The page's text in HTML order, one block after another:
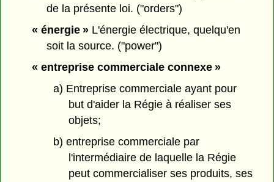
de la présente loi. ("orders")
« énergie »L'énergie électrique, quelqu'en
soit la source. ("power")
« entreprise commerciale connexe »
a) Entreprise commerciale ayant pour
but d'aider la Régie à réaliser ses
objets;
b) entreprise commerciale par
l'intermédiaire de laquelle la Régie
peut commercialiser ses produits, ses